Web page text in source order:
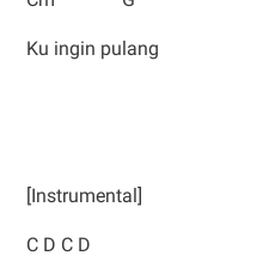
Ku ingin pulang
[Instrumental]
C D C D